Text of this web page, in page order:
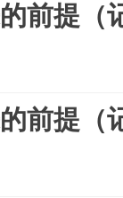
前提（
前提（